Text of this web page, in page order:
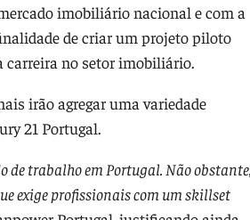
imobiliário nacional e com a
de criar um projeto piloto
carreira no setor imobiliário.
irão agregar uma variedade
21 Portugal.
trabalho em Portugal. Não obstante,
exige profissionais com um skillset